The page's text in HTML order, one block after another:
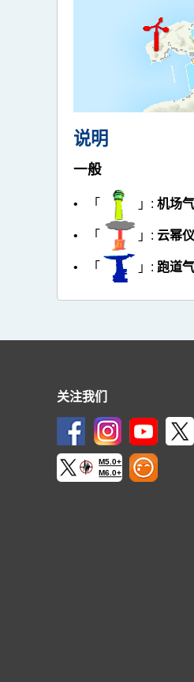
说明
一般
• 「 」: 机场
• 「 」: 云幂仪
• 「 」: 跑道
关注我们
M5.0+
M6.0+